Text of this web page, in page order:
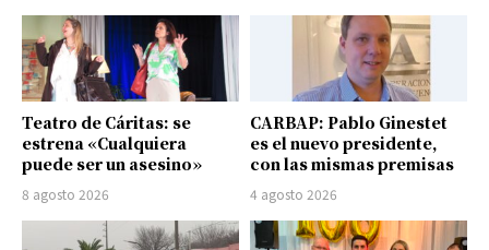
Teatro de Cáritas: se
estrena «Cualquiera
puede ser un asesino»
8 agosto 2026
CARBAP: Pablo Ginestet
es el nuevo presidente,
con las mismas premisas
4 agosto 2026